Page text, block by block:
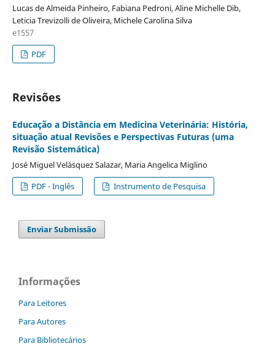
Lucas de Almeida Pinheiro, Fabiana Pedroni, Aline Michelle Dib,
Leticia Trevizolli de Oliveira, Michele Carolina Silva
e1557
PDF
Revisões
Educação a Distância em Medicina Veterinária: História,
situação atual Revisões e Perspectivas Futuras (uma
Revisão Sistemática)
José Miguel Velásquez Salazar, Maria Angelica Miglino
PDF - Inglês
Instrumento de Pesquisa
Enviar Submissão
Informações
Para Leitores
Para Autores
Para Bibliotecários